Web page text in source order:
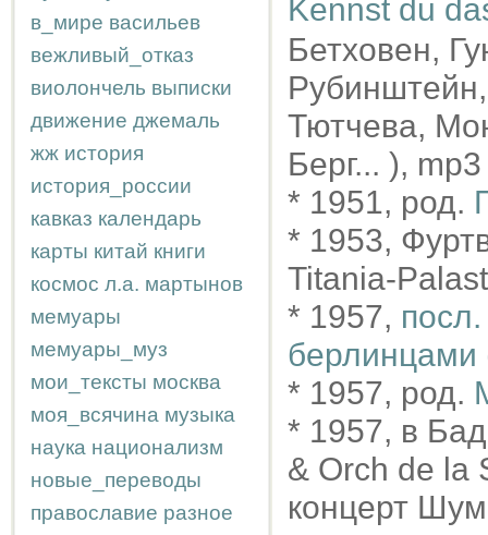
в_мире васильев
вежливый_отказ
виолончель выписки
движение джемаль
жж история
история_россии
кавказ календарь
карты китай книги
космос л.а. мартынов
мемуары
мемуары_муз
мои_тексты москва
моя_всячина музыка
наука национализм
новые_переводы
православие разное
Kennst du
Бетховен,
Тютчева,
Берг... ), mp3
* 1951, род.
* 1953,
Titania-
* 1957,
берлинцами
* 1957, род.
* 1957, в
& Orch de la
концерт